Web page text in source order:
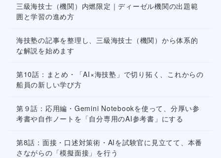
三級海技士（機関）内燃限定｜ディーゼル機関の出題範
囲と学習の進め方
海技塾の記事を整理し、三級海技士（機関）から体系的
な解説を始めます
第10話：まとめ・「AI×海技塾」で切り拓く、これからの
船員の新しい学び方
第９話：応用編・Gemini Notebookを使って、分厚い参
考書や自作ノートを「自分専用のAI参考書」にする
第8話：面接・口述対策術・AIを試験官に見立てて、本番
さながらの「模擬面接」を行う